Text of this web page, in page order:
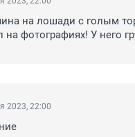
на лошади с голым
на фотографиях! У него
2023, 22:00